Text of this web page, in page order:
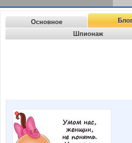
Основное
Шпионаж